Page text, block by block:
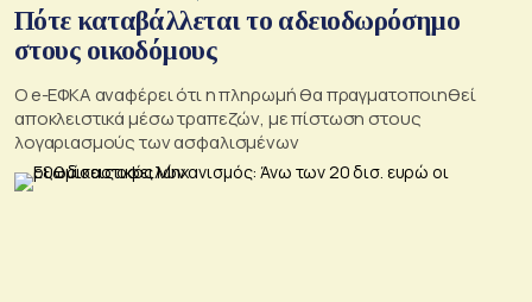
Πότε καταβάλλεται το αδειοδωρόσημο
στους οικοδόμους
O e-ΕΦΚΑ αναφέρει ότι η πληρωμή θα πραγματοποιηθεί
αποκλειστικά μέσω τραπεζών, με πίστωση στους
λογαριασμούς των ασφαλισμένων